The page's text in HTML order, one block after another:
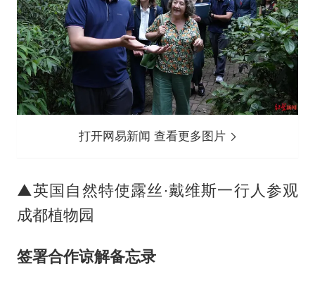
打开网易新闻 查看更多图片
▲英国自然特使露丝·戴维斯一行人参观
成都植物园
签署合作谅解备忘录